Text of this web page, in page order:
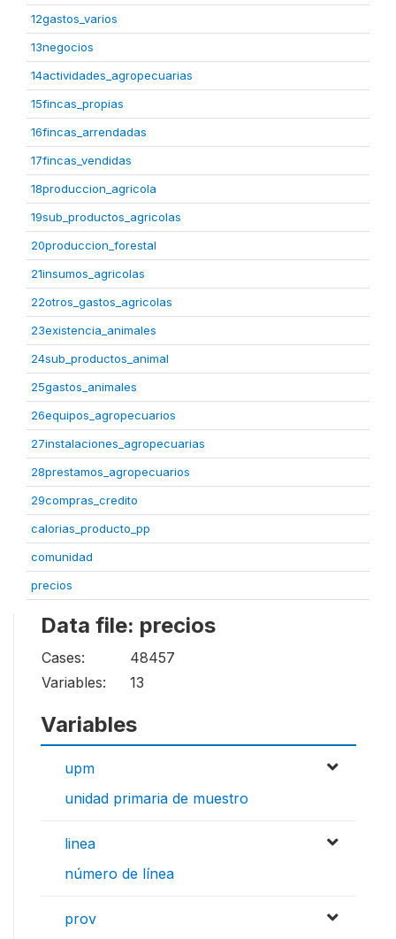
12gastos_varios
13negocios
14actividades_agropecuarias
15fincas_propias
16fincas_arrendadas
17fincas_vendidas
18produccion_agricola
19sub_productos_agricolas
20produccion_forestal
21insumos_agricolas
22otros_gastos_agricolas
23existencia_animales
24sub_productos_animal
25gastos_animales
26equipos_agropecuarios
27instalaciones_agropecuarias
28prestamos_agropecuarios
29compras_credito
calorias_producto_pp
comunidad
precios
Data file: precios
Cases:
48457
Variables:
13
Variables
upm
unidad primaria de muestro
linea
número de línea
prov